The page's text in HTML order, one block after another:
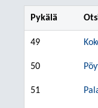
Pykälä
49
50
51